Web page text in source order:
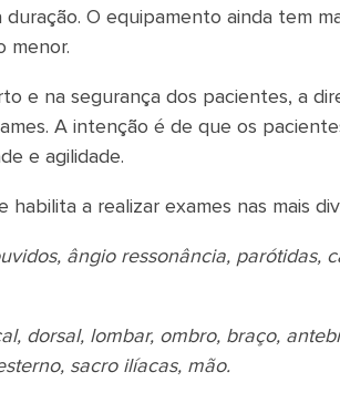
duração. O equipamento ainda tem
menor.
e na segurança dos pacientes, a
A intenção é de que os
e agilidade.
habilita a realizar exames nas mais
ângio ressonância, parótidas,
dorsal, lombar, ombro, braço,
sacro ilíacas, mão.